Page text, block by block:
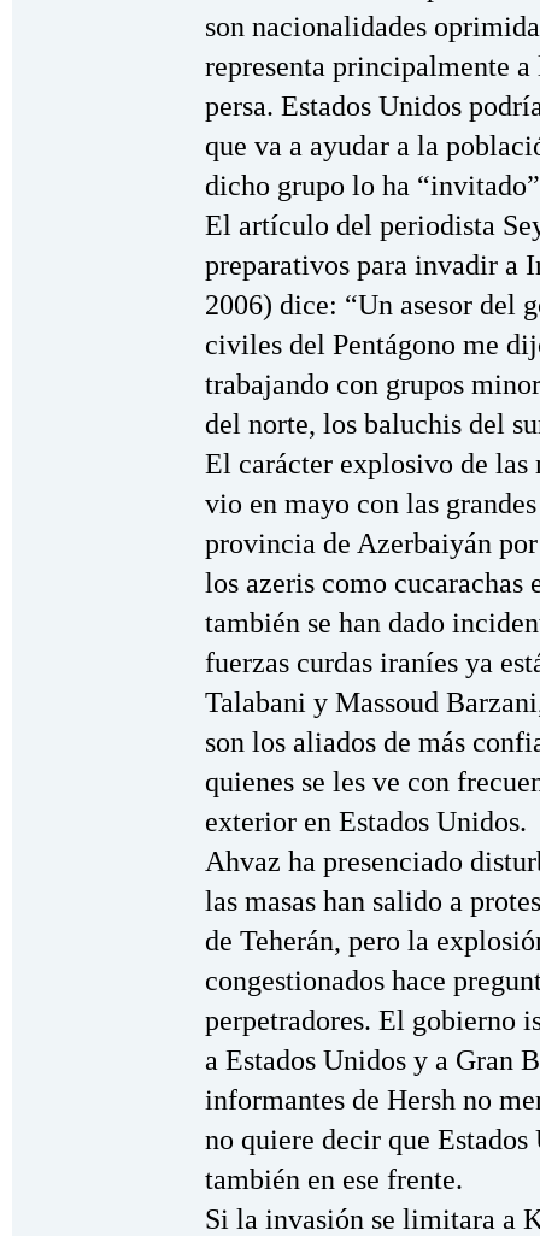
son nacionalidades
representa principalmente
persa. Estados Unidos
que va a ayudar a la
dicho grupo lo ha
El artículo del periodista
preparativos para invadir a
2006) dice: “Un asesor del
civiles del Pentágono me
trabajando con grupos
del norte, los baluchis del
El carácter explosivo de las
vio en mayo con las
provincia de Azerbaiyán
los azeris como cucarachas
también se han dado
fuerzas curdas iraníes ya
Talabani y Massoud
son los aliados de más
quienes se les ve con
exterior en Estados Unidos.
Ahvaz ha presenciado
las masas han salido a
de Teherán, pero la
congestionados hace
perpetradores. El gobierno
a Estados Unidos y a Gran
informantes de Hersh no
no quiere decir que
también en ese frente.
Si la invasión se limitara a